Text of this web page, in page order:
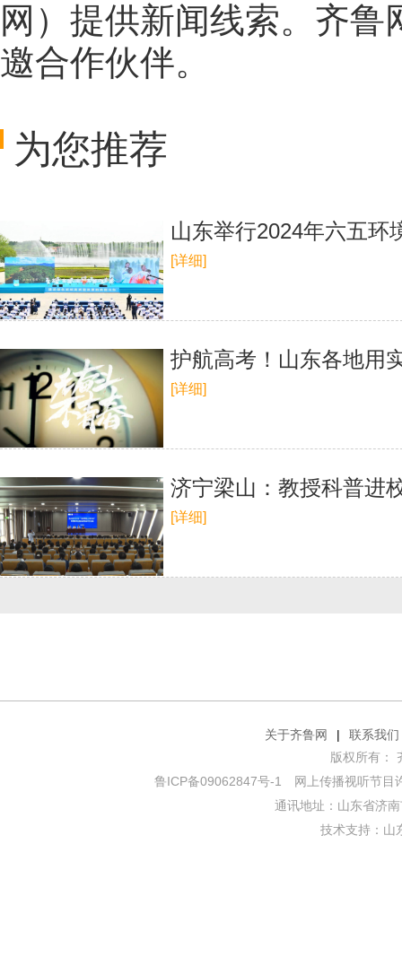
网 ）提供新闻线索。齐鲁
邀合作伙伴。
为您推荐
山东举行2024年六五环
[详细]
护航高考！山东各地用
[详细]
济宁梁山：教授科普进
[详细]
关于齐鲁网 |
联系我们
版权所有：
鲁ICP备09062847号-1 网上传播视听节目
通讯地址：山东省济
技术支持： 山